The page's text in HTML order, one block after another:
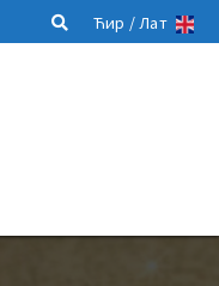
Ћир /Лат